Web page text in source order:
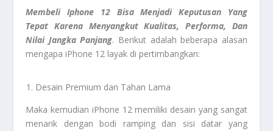
Membeli Iphone 12 Bisa Menjadi Keputusan Yang
Tepat Karena Menyangkut Kualitas, Performa, Dan
Nilai Jangka Panjang. Berikut adalah beberapa alasan
mengapa iPhone 12 layak di pertimbangkan:
Desain Premium dan Tahan Lama
Maka kemudian iPhone 12 memiliki desain yang sangat
menarik dengan bodi ramping dan sisi datar yang